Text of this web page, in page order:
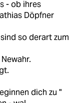
- ob ihres
Döpfner
so derart zum
dich zu "